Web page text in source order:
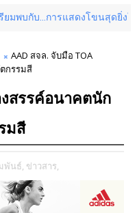
รแสดงโขนสุดยิ่งใหญ่แห่งปี เรื่
AAD สจล. จับมือ TOA
กรรมสี
งสรรค์อนาคตนัก
มสี
พันธ์, ข่าวสาร,